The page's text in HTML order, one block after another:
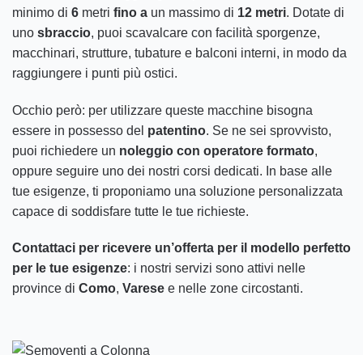
minimo di 6 metri fino a un massimo di 12 metri. Dotate di
uno sbraccio, puoi scavalcare con facilità sporgenze,
macchinari, strutture, tubature e balconi interni, in modo da
raggiungere i punti più ostici.
Occhio però: per utilizzare queste macchine bisogna
essere in possesso del patentino. Se ne sei sprovvisto,
puoi richiedere un noleggio con operatore formato,
oppure seguire uno dei nostri corsi dedicati. In base alle
tue esigenze, ti proponiamo una soluzione personalizzata
capace di soddisfare tutte le tue richieste.
Contattaci per ricevere un’offerta per il modello perfetto
per le tue esigenze: i nostri servizi sono attivi nelle
province di Como, Varese e nelle zone circostanti.